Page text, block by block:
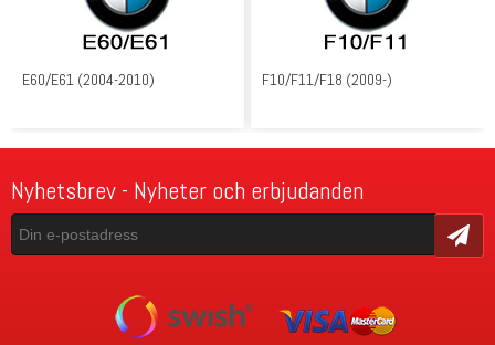
E60/E61 (2004-2010) F10/F11/F18 (2009-)
Nyhetsbrev - Nyheter och erbjudanden
Skicka